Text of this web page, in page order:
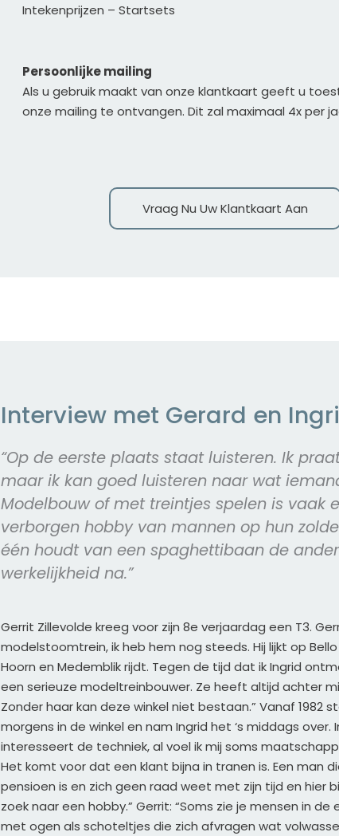
Intekenprijzen – Startsets
Persoonlijke mailing
Als u gebruik maakt van onze klantkaart geeft u
onze mailing te ontvangen. Dit zal maximaal 4x per
Vraag Nu Uw Klantkaart Aan
Interview met Gerard en
“Op de eerste plaats staat luisteren. Ik
maar ik kan goed luisteren naar wat
Modelbouw of met treintjes spelen is vaak
verborgen hobby van mannen op hun
één houdt van een spaghettibaan de
werkelijkheid na.”
Gerrit Zillevolde kreeg voor zijn 8e verjaardag een T3.
modelstoomtrein, ik heb hem nog steeds. Hij lijkt op
Hoorn en Medemblik rijdt. Tegen de tijd dat ik Ingrid
een serieuze modeltreinbouwer. Ze heeft altijd achter
Zonder haar kan deze winkel niet bestaan.” Vanaf 1982
morgens in de winkel en nam Ingrid het ‘s middags over.
interesseert de techniek, al voel ik mij soms
Het komt voor dat een klant bijna in tranen is. Een man
pensioen is en zich geen raad weet met zijn tijd en hier
zoek naar een hobby.” Gerrit: “Soms zie je mensen in de
met ogen als schoteltjes die zich afvragen wat